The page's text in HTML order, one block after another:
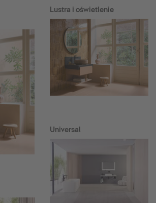
Lustra i oświetlenie
Universal